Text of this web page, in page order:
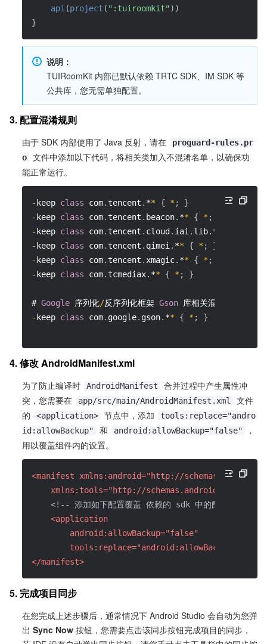
api(project ( ":tuiroomkit" ) )
}
说明：
TUIRoomKit 内部已默认依赖 TRTC SDK、IM SDK 等
公共库，您无需单独配置。
3. 配置混淆规则
由于 SDK 内部使用了 Java 反射，请在
proguard-rules.pr
o
文件中添加以下代码，将相关类加入不混淆名单，以确保功
能正常运行。
- keep class com. tencent . ** { * ;
}
- keep class com. tencent . beacon. ** { * ;
- keep class com. tencent . cloud . iai. lib. *
- keep class com. tencent . qimei. ** { * ;
}
- keep class com. tencent .xmagic. ** { * ;
- keep class com. tcmediax. ** { * ; }
# Google 序列化/反序列化框架 Gson 库相关混淆
- keep class com. google. gson. ** { * ; }
4. 修改 AndroidManifest.xml
为了防止编译时 AndroidManifest
合并过程中产生属性冲
突，您需要在
app/src/main/AndroidManifest.xml
文件
的
<application> 节点中，添加
tools:replace="andro
id:allowBackup"
和 android:allowBackup="false"
，
用以覆盖组件内的设置。
<manifest xmlns:android="http://
xmlns:tools="http://schemas.android.com/
<!-- 添加如下配置覆盖 依赖的 sdk 中的配置 -->
<application
        android:allowBackup="false"
        tools:replace="android:allowBackup" />
</manifest>
5. 完成项目同步
在您完成上述步骤后，通常情况下 Android Studio 会自动为您弹
出 Sync Now 按钮，您需要点击该同步按钮完成项目的同步，